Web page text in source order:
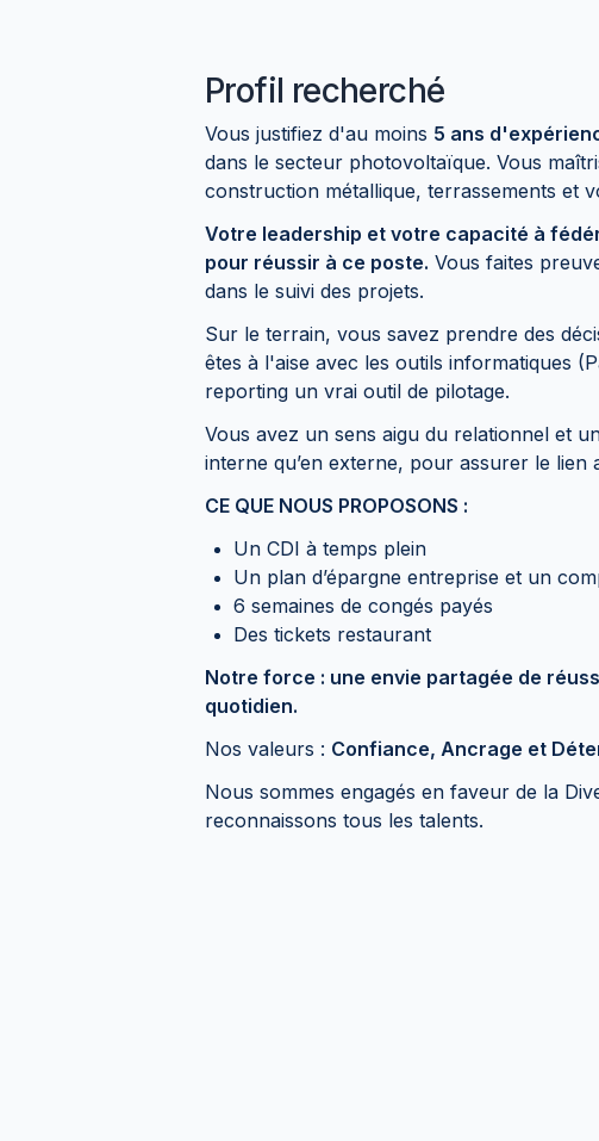
Profil recherché
Vous justifiez d'au moins 5 ans
dans le secteur photovoltaïque. Vous
construction métallique, terrassements et
Votre leadership et votre capacité à
pour réussir à ce poste. Vous faites
dans le suivi des projets.
Sur le terrain, vous savez prendre des
êtes à l'aise avec les outils informatiques
reporting un vrai outil de pilotage.
Vous avez un sens aigu du relationnel et
interne qu’en externe, pour assurer le lien
CE QUE NOUS PROPOSONS :
Un CDI à temps plein
Un plan d’épargne entreprise et un
6 semaines de congés payés
Des tickets restaurant
Notre force : une envie partagée de
quotidien.
Nos valeurs : Confiance, Ancrage et
Nous sommes engagés en faveur de la
reconnaissons tous les talents.